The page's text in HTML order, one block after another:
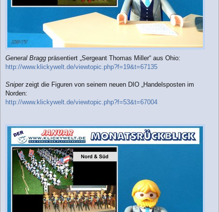
General Bragg präsentiert „Sergeant Thomas Miller“ aus Ohio:
http://www.klickywelt.de/viewtopic.php?f=19&t=67135
Sniperzeigt die Figuren von seinem neuen DIO „Handelsposten im
Norden:
http://www.klickywelt.de/viewtopic.php?f=53&t=67004